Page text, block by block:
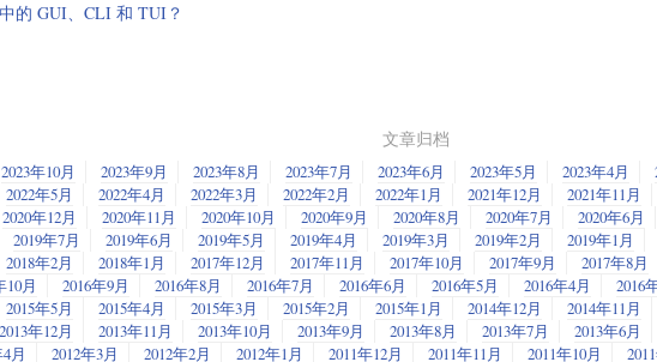
的 GUI、CLI 和 TUI？
文章归档
2023年10月 2023年9月 2023年8月 2023年7月 2023年6月 2023年5月 2023年4月
2022年5月 2022年4月 2022年3月 2022年2月 2022年1月 2021年12月 2021年11月
2020年12月 2020年11月 2020年10月 2020年9月 2020年8月 2020年7月 2020年6月
2019年7月 2019年6月 2019年5月 2019年4月 2019年3月 2019年2月 2019年1月
2018年2月 2018年1月 2017年12月 2017年11月 2017年10月 2017年9月 2017年8月
10月 2016年9月 2016年8月 2016年7月 2016年6月 2016年5月 2016年4月 2016
2015年5月 2015年4月 2015年3月 2015年2月 2015年1月 2014年12月 2014年11月
2013年12月 2013年11月 2013年10月 2013年9月 2013年8月 2013年7月 2013年6月
月 2012年3月 2012年2月 2012年1月 2011年12月 2011年11月 2011年10月